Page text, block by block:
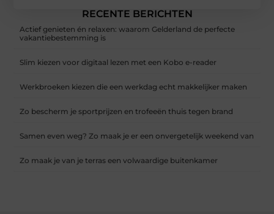
RECENTE BERICHTEN
Actief genieten én relaxen: waarom Gelderland de perfecte
vakantiebestemming is
Slim kiezen voor digitaal lezen met een Kobo e-reader
Werkbroeken kiezen die een werkdag echt makkelijker maken
Zo bescherm je sportprijzen en trofeeën thuis tegen brand
Samen even weg? Zo maak je er een onvergetelijk weekend van
Zo maak je van je terras een volwaardige buitenkamer